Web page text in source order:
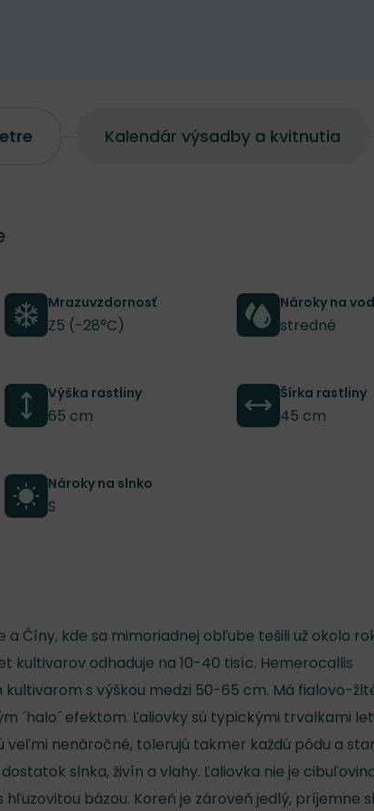
Kalendár výsadby a kvitnutia
Mrazuvzdornosť
Z5 (-28°C)
Nároky na
stredné
Výška rastliny
65 cm
Šírka rastliny
45 cm
Nároky na slnko
S
a Číny, kde sa mimoriadnej obľube tešili už okolo
kultivarov odhaduje na 10-40 tisíc. Hemerocallis
s výškou medzi 50-65 cm. Má fialovo-
´halo´ efektom. Ľaliovky sú typickými trvalkami
veľmi nenáročné, tolerujú takmer každú pôdu a
slnka, živín a vlahy. Ľaliovka nie je
bázou. Koreň je zároveň jedlý, príjemne